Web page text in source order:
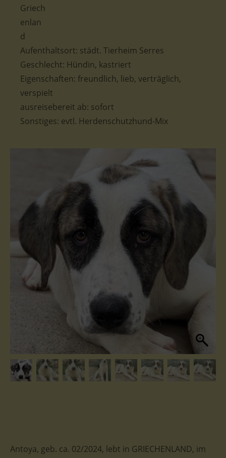
Aufenthaltsort: städt. Tierheim Serres
Geschlecht: Hündin, kastriert
Eigenschaften: freundlich, lieb, verträglich,
verspielt
ausreisebereit ab: sofort
Sonstiges: evtl. Herdenschutzhund-Mix
Antoya, geb. ca. 02/2024, lebt in GRIECHENLAND, im